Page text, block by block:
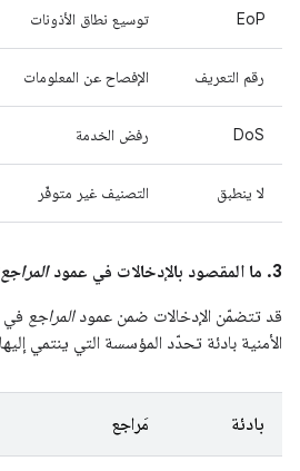
EoP توسيع نطاق الأذونات
رقم التعريف الإفصاح عن المعلومات
DoS رفض الخدمة
لا ينطبق التصنيف غير متوفّر
3. ما المقصود بالإدخالات في عمود المراجع
قد تتضمّن الإدخالات ضمن عمودالمراجع في
الأمنية بادئة تحدّد المؤسسة التي ينتمي
بادئة مَراجع